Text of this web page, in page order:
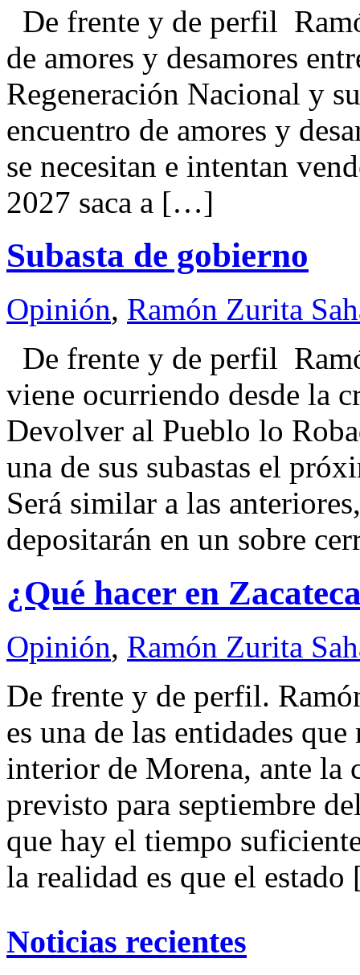
De frente y de perfil
de amores y desamores
Regeneración Nacional y
encuentro de amores y
se necesitan e intentan
2027 saca a […]
Subasta de gobierno
Opinión, Ramón Zurita
De frente y de perfil
viene ocurriendo desde la
Devolver al Pueblo lo
una de sus subastas el
Será similar a las
depositarán en un sobre
¿Qué hacer en
Opinión, Ramón Zurita
De frente y de perfil.
es una de las entidades
interior de Morena, ante la
previsto para septiembre
que hay el tiempo
la realidad es que el
Noticias recientes